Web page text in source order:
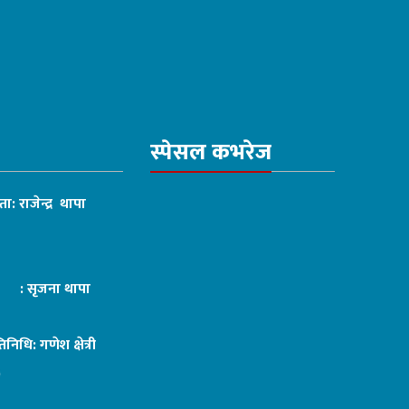
राजेन्द्र थापा
: सृजना थापा
गणेश क्षेत्री
स्पेसल कभरेज